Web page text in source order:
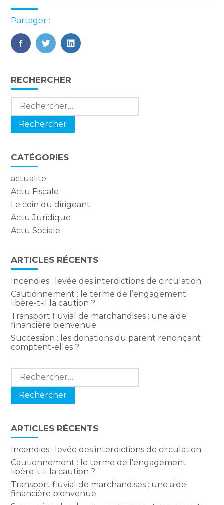
Partager :
FaceBook
TwitterLinkedIn
Blog
sidebar
RECHERCHER
Rechercher :
CATÉGORIES
actualite
Actu Fiscale
Le coin du dirigeant
Actu Juridique
Actu Sociale
ARTICLES RÉCENTS
Incendies : levée des interdictions de circulation
Cautionnement : le terme de l’engagement
libère-t-il la caution ?
Transport fluvial de marchandises : une aide
financière bienvenue
Succession : les donations du parent renonçant
comptent-elles ?
Rechercher :
ARTICLES RÉCENTS
Incendies : levée des interdictions de circulation
Cautionnement : le terme de l’engagement
libère-t-il la caution ?
Transport fluvial de marchandises : une aide
financière bienvenue